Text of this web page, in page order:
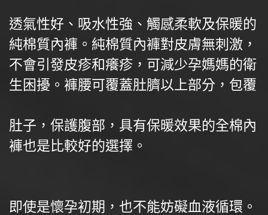
透氣性好、吸水性強、觸感柔軟及保暖的
純棉質內褲。純棉質內褲對皮膚無刺激，
不會引發皮疹和癢疹，可減少孕媽媽的衛
生困擾。褲腰可覆蓋肚臍以上部分，包覆
肚子，保護腹部，具有保暖效果的全棉內
褲也是比較好的選擇。
即使是懷孕初期，也不能妨礙血液循環。